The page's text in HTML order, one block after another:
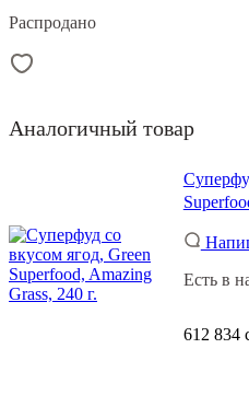
Распродано
Аналогичный товар
Есть в
612 834